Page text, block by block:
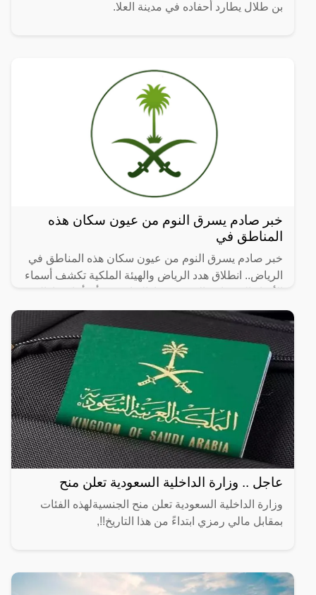
بن طلال يطارد أحفاده في مدينة العلا.
خبر صادم يسرق النوم من عيون سكان هذه
المناطق في
خبر صادم يسرق النوم من عيون سكان هذه المناطق في
الرياض.. انطلاق هدد الرياض والهيئة الملكية تكشف أسماء
عاجل .. وزارة الداخلية السعودية تعلن منح
وزارة الداخلية السعودية تعلن منح الجنسيةلهذه الفئات
بمقابل مالي رمزي ابتداءً من هذا التاريخ!!,